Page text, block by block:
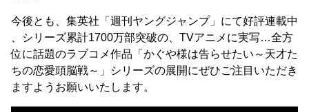
今後とも、集英社「週刊ヤングジャンプ」にて好評連載中
、シリーズ累計1700万部突破の、TVアニメに実写…全方
位に話題のラブコメ作品「かぐや様は告らせたい～天才た
ちの恋愛頭脳戦～」シリーズの展開にぜひご注目いただき
ますようお願いいたします。